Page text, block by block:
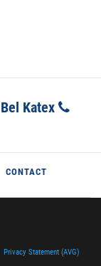
Bel Katex
CONTACT
Privacy Statement (AVG)